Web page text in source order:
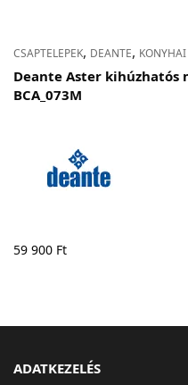
CSAPTELEPEK, DEANTE, KONYHAI
Deante Aster kihúzhatós
BCA_073M
59 900 Ft
ADATKEZELÉS